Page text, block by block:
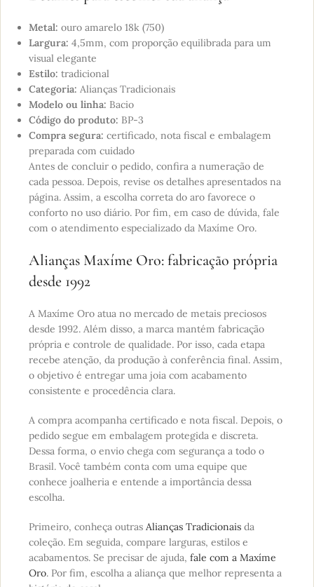
Metal: ouro amarelo 18k (750)
Largura: 4,5mm, com proporção equilibrada para um
visual elegante
Estilo: tradicional
Categoria: Alianças Tradicionais
Modelo ou linha: Bacio
Código do produto: BP-3
Compra segura: certificado, nota fiscal e embalagem
preparada com cuidado
Antes de concluir o pedido, confira a numeração de
cada pessoa. Depois, revise os detalhes apresentados na
página. Assim, a escolha correta do aro favorece o
conforto no uso diário. Por fim, em caso de dúvida, fale
com o atendimento especializado da Maxíme Oro.
Alianças Maxíme Oro: fabricação própria
desde 1992
A Maxíme Oro atua no mercado de metais preciosos
desde 1992. Além disso, a marca mantém fabricação
própria e controle de qualidade. Por isso, cada etapa
recebe atenção, da produção à conferência final. Assim,
o objetivo é entregar uma joia com acabamento
consistente e procedência clara.
A compra acompanha certificado e nota fiscal. Depois, o
pedido segue em embalagem protegida e discreta.
Dessa forma, o envio chega com segurança a todo o
Brasil. Você também conta com uma equipe que
conhece joalheria e entende a importância dessa
escolha.
Primeiro, conheça outras Alianças Tradicionais da
coleção. Em seguida, compare larguras, estilos e
acabamentos. Se precisar de ajuda, fale com a Maxíme
Oro. Por fim, escolha a aliança que melhor representa a